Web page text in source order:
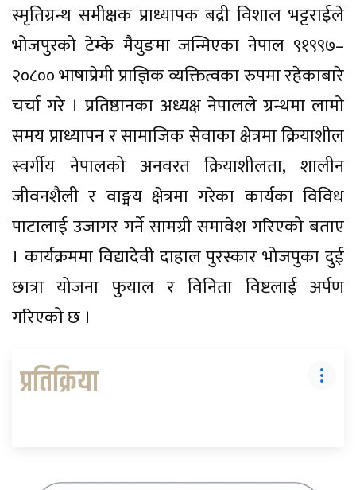
स्मृतिग्रन्थ समीक्षक प्राध्यापक बद्री विशाल भट्टराईले
भोजपुरको टेम्के मैयुङमा जन्मिएका नेपाल ९१९९७–
२०८०० भाषाप्रेमी प्राज्ञिक व्यक्तित्वका रुपमा रहेकाबारे
चर्चा गरे । प्रतिष्ठानका अध्यक्ष नेपालले ग्रन्थमा लामो
समय प्राध्यापन र सामाजिक सेवाका क्षेत्रमा क्रियाशील
स्वर्गीय नेपालको अनवरत क्रियाशीलता, शालीन
जीवनशैली र वाङ्मय क्षेत्रमा गरेका कार्यका विविध
पाटालाई उजागर गर्ने सामग्री समावेश गरिएको बताए
। कार्यक्रममा विद्यादेवी दाहाल पुरस्कार भोजपुका दुई
छात्रा योजना फुयाल र विनिता विष्टलाई अर्पण
गरिएको छ ।
प्रतिक्रिया